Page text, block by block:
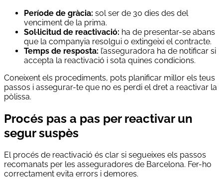
Període de gràcia: sol ser de 30 dies des del
venciment de la prima.
Sol·licitud de reactivació: ha de presentar-se abans
que la companyia resolgui o extingeixi el contracte.
Temps de resposta: l’asseguradora ha de notificar si
accepta la reactivació i sota quines condicions.
Coneixent els procediments, pots planificar millor els teus
passos i assegurar-te que no es perdi el dret a reactivar la
pòlissa.
Procés pas a pas per reactivar un
segur suspès
El procés de reactivació és clar si segueixes els passos
recomanats per les asseguradores de Barcelona. Fer-ho
correctament evita errors i demores.